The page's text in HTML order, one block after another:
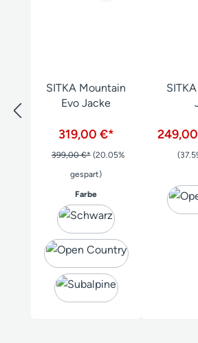
SITKA Mountain
Evo Jacke
319,00 €*
399,00 €* (20.05%
gespart)
Farbeauswählen